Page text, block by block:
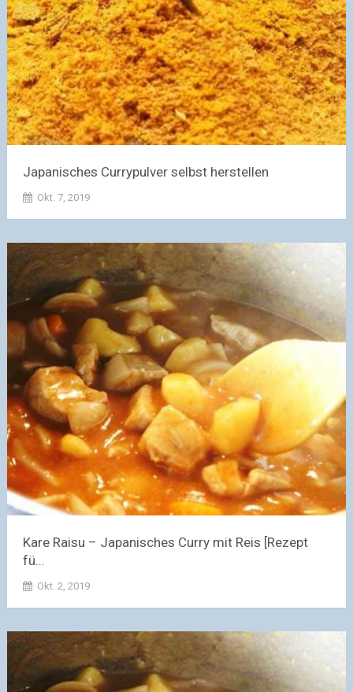
Japanisches Currypulver selbst herstellen
Okt. 7, 2019
Kare Raisu – Japanisches Curry mit Reis [Rezept
fü...
Okt. 2, 2019